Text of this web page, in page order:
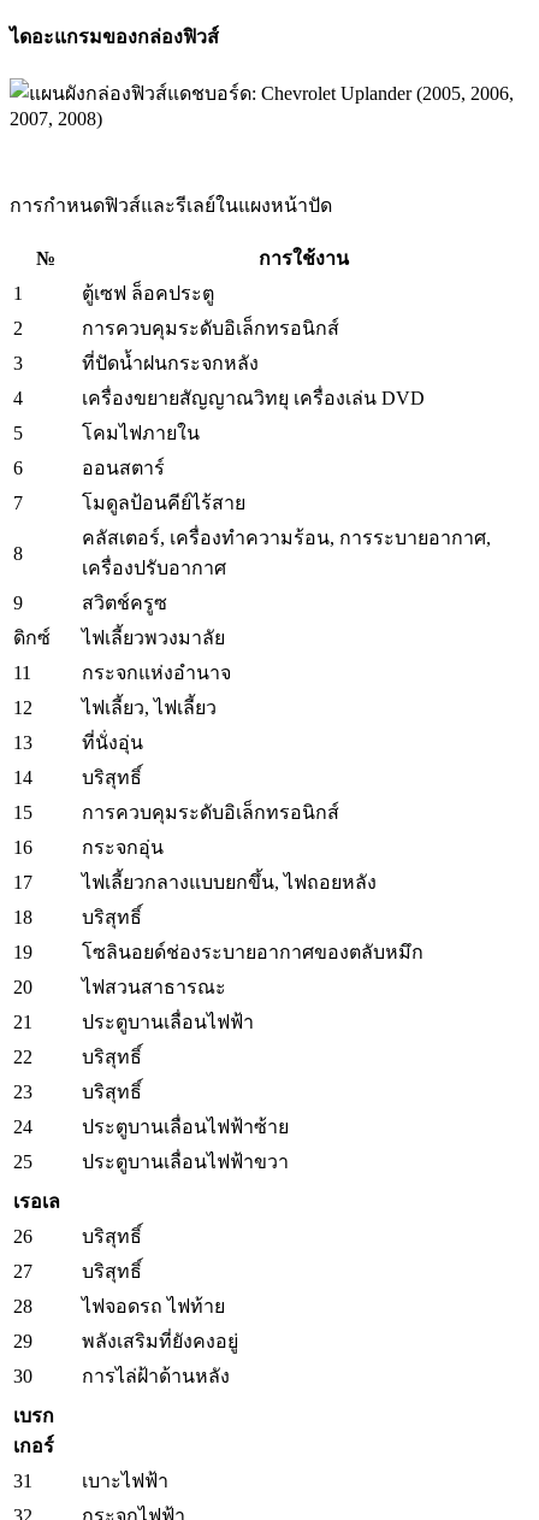
ไดอะแกรมของกล่องฟิวส์
การกำหนดฟิวส์และรีเลย์ในแผงหน้าปัด
№
การใช้งาน
1
ตู้เซฟ ล็อคประตู
2
การควบคุมระดับอิเล็กทรอนิกส์
3
ที่ปัดน้ำฝนกระจกหลัง
4
เครื่องขยายสัญญาณวิทยุ เครื่องเล่น DVD
5
โคมไฟภายใน
6
ออนสตาร์
7
โมดูลป้อนคีย์ไร้สาย
8
คลัสเตอร์, เครื่องทำความร้อน, การระบายอากาศ,
เครื่องปรับอากาศ
9
สวิตช์ครูซ
ดิกซ์
ไฟเลี้ยวพวงมาลัย
11
กระจกแห่งอำนาจ
12
ไฟเลี้ยว, ไฟเลี้ยว
13
ที่นั่งอุ่น
14
บริสุทธิ์
15
การควบคุมระดับอิเล็กทรอนิกส์
16
กระจกอุ่น
17
ไฟเลี้ยวกลางแบบยกขึ้น, ไฟถอยหลัง
18
บริสุทธิ์
19
โซลินอยด์ช่องระบายอากาศของตลับหมึก
20
ไฟสวนสาธารณะ
21
ประตูบานเลื่อนไฟฟ้า
22
บริสุทธิ์
23
บริสุทธิ์
24
ประตูบานเลื่อนไฟฟ้าซ้าย
25
ประตูบานเลื่อนไฟฟ้าขวา
เรอเล
26
บริสุทธิ์
27
บริสุทธิ์
28
ไฟจอดรถ ไฟท้าย
29
พลังเสริมที่ยังคงอยู่
30
การไล่ฝ้าด้านหลัง
เบรก
เกอร์
31
เบาะไฟฟ้า
32
กระจกไฟฟ้า